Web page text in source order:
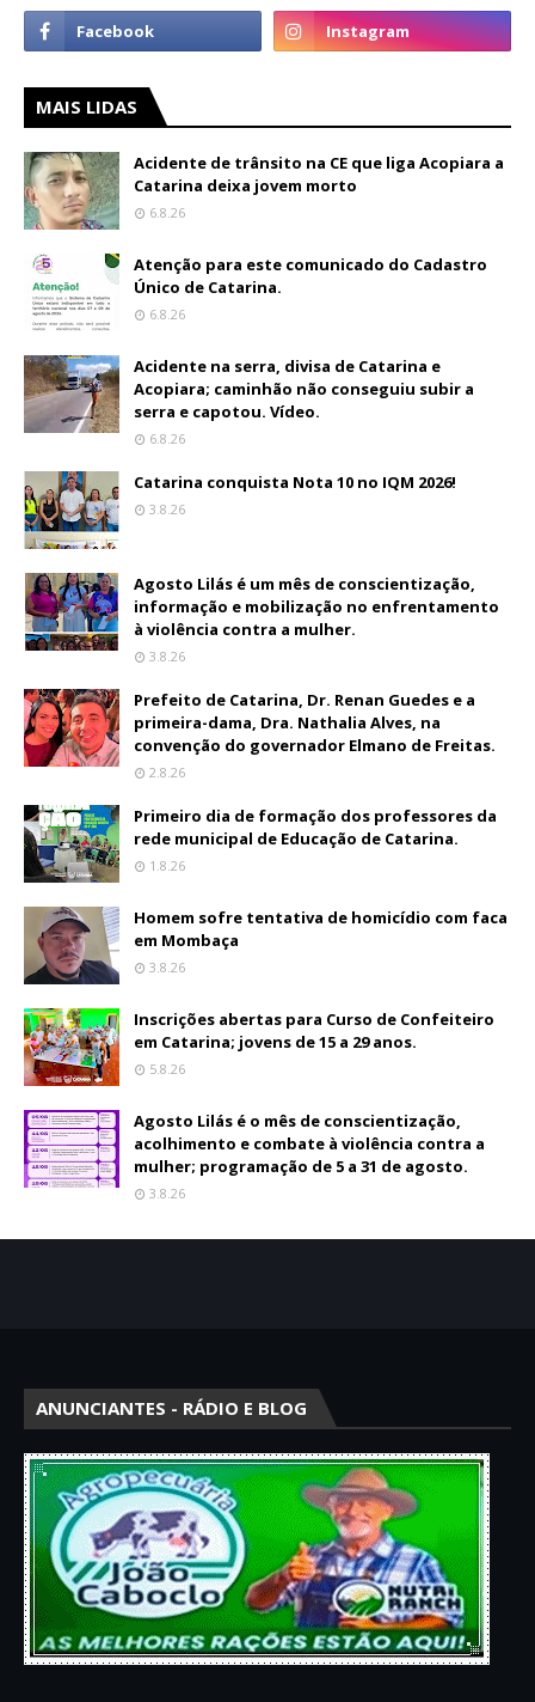
MAIS LIDAS
Acidente de trânsito na CE que liga Acopiara a
Catarina deixa jovem morto
6.8.26
Atenção para este comunicado do Cadastro
Único de Catarina.
6.8.26
Acidente na serra, divisa de Catarina e
Acopiara; caminhão não conseguiu subir a
serra e capotou. Vídeo.
6.8.26
Catarina conquista Nota 10 no IQM 2026!
3.8.26
Agosto Lilás é um mês de conscientização,
informação e mobilização no enfrentamento
à violência contra a mulher.
3.8.26
Prefeito de Catarina, Dr. Renan Guedes e a
primeira-dama, Dra. Nathalia Alves, na
convenção do governador Elmano de Freitas.
2.8.26
Primeiro dia de formação dos professores da
rede municipal de Educação de Catarina.
1.8.26
Homem sofre tentativa de homicídio com faca
em Mombaça
3.8.26
Inscrições abertas para Curso de Confeiteiro
em Catarina; jovens de 15 a 29 anos.
5.8.26
Agosto Lilás é o mês de conscientização,
acolhimento e combate à violência contra a
mulher; programação de 5 a 31 de agosto.
3.8.26
ANUNCIANTES - RÁDIO E BLOG